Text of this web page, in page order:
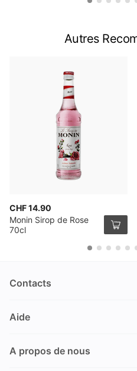
Autres
CHF 14.90
Monin Sirop de Rose
70cl
Contacts
Nüschelerstrasse 35
Suisse
Aide
Processus de commande
A propos de nous